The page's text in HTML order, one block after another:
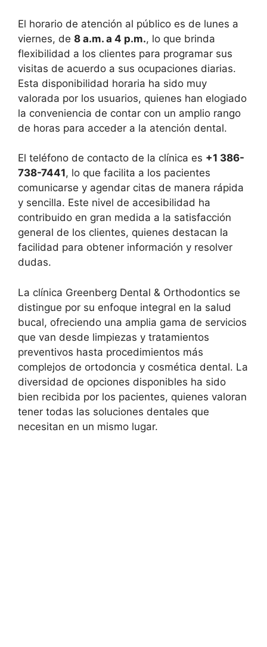
El horario de atención al público es de lunes a
viernes, de 8 a.m. a 4 p.m., lo que brinda
flexibilidad a los clientes para programar sus
visitas de acuerdo a sus ocupaciones diarias.
Esta disponibilidad horaria ha sido muy
valorada por los usuarios, quienes han elogiado
la conveniencia de contar con un amplio rango
de horas para acceder a la atención dental.
El teléfono de contacto de la clínica es +1 386-
738-7441, lo que facilita a los pacientes
comunicarse y agendar citas de manera rápida
y sencilla. Este nivel de accesibilidad ha
contribuido en gran medida a la satisfacción
general de los clientes, quienes destacan la
facilidad para obtener información y resolver
dudas.
La clínica Greenberg Dental & Orthodontics se
distingue por su enfoque integral en la salud
bucal, ofreciendo una amplia gama de servicios
que van desde limpiezas y tratamientos
preventivos hasta procedimientos más
complejos de ortodoncia y cosmética dental. La
diversidad de opciones disponibles ha sido
bien recibida por los pacientes, quienes valoran
tener todas las soluciones dentales que
necesitan en un mismo lugar.